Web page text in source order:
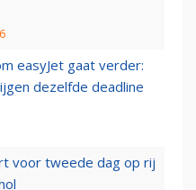
easyJet gaat verder:
dezelfde deadline
voor tweede dag op rij